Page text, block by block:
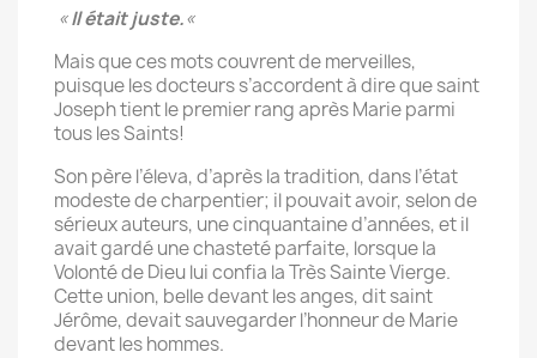
«Il était juste.«
Mais que ces mots couvrent de merveilles,
puisque les docteurs s’accordent à dire que saint
Joseph tient le premier rang après Marie parmi
tous les Saints!
Son père l’éleva, d’après la tradition, dans l’état
modeste de charpentier; il pouvait avoir, selon de
sérieux auteurs, une cinquantaine d’années, et il
avait gardé une chasteté parfaite, lorsque la
Volonté de Dieu lui confia la Très Sainte Vierge.
Cette union, belle devant les anges, dit saint
Jérôme, devait sauvegarder l’honneur de Marie
devant les hommes.